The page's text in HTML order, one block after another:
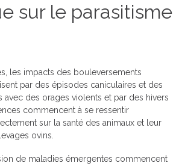
sur le parasitisme
les impacts des bouleversements
par des épisodes caniculaires et des
avec des orages violents et par des hivers
commencent à se ressentir
sur la santé des animaux et leur
ovins.
de maladies émergentes commencent